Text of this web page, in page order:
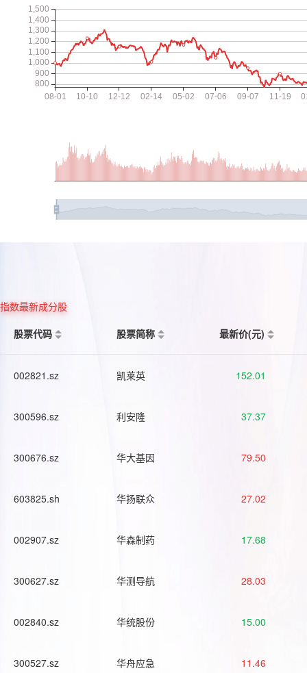
指数最新成分股
股票代码
股票简称 最新价(元)
002821.sz 凯莱英 152.01
300596.sz 利安隆 37.37
300676.sz 华大基因 79.50
603825.sh 华扬联众 27.02
002907.sz 华森制药 17.68
300627.sz 华测导航 28.03
002840.sz 华统股份 15.00
300527.sz 华舟应急 11.46